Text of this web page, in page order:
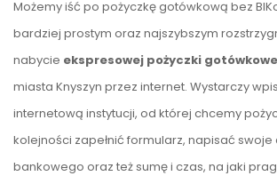
Możemy iść po pożyczkę gotówkową bez
bardziej prostym oraz najszybszym
nabycie ekspresowej pożyczki
miasta Knyszyn przez internet. Wystarczy
internetową instytucji, od której chcemy
kolejności zapełnić formularz, napisać swoje
bankowego oraz też sumę i czas, na jaki